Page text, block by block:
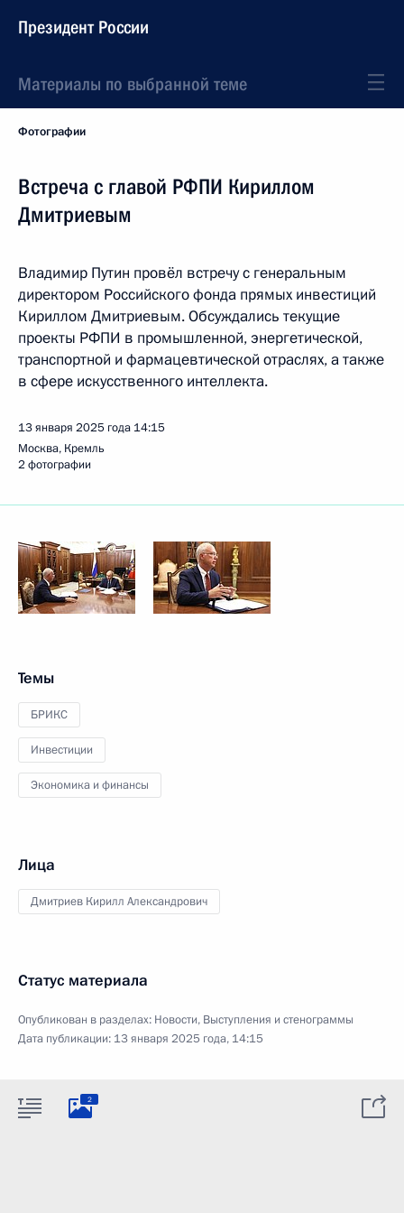
Президент России
Материалы по выбранной теме
Фотографии
Встреча с главой РФПИ Кириллом
Дмитриевым
Владимир Путин провёл встречу с генеральным
директором Российского фонда прямых инвестиций
Кириллом Дмитриевым. Обсуждались текущие
проекты РФПИ в промышленной, энергетической,
транспортной и фармацевтической отраслях, а также
в сфере искусственного интеллекта.
13 января 2025 года 14:15
Москва, Кремль
2 фотографии
Темы
БРИКС
Инвестиции
Экономика и финансы
Лица
Дмитриев Кирилл Александрович
Статус материала
Опубликован в разделах: Новости, Выступления и стенограммы
Дата публикации: 13 января 2025 года, 14:15
2